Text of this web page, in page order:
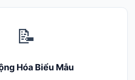
📝
Hóa Biểu Mẫu